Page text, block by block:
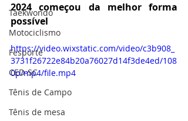
Taekwondo
Motociclismo
Fesporte
CED-SC
Tênis de Campo
Tênis de mesa
2024 começou da melhor forma
possível
https://video.wixstatic.com/video/c3b908_
3731f26722e84b20a76027d14f3de4ed/108
0p/mp4/file.mp4